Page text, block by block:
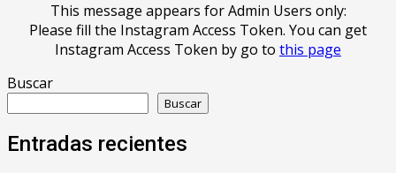
This message appears for Admin Users only:
Please fill the Instagram Access Token. You can get
Instagram Access Token by go to this page
Buscar
Buscar
Entradas recientes